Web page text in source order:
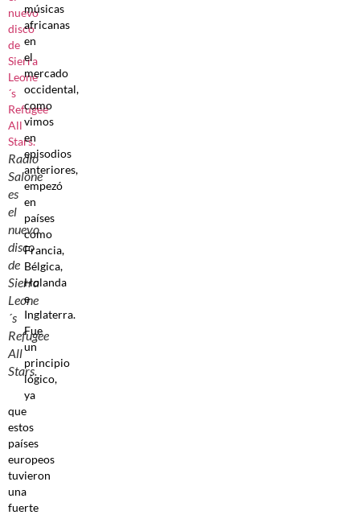
Radio
Salone
es
el
nuevo
disco
de
Sierra
Leone
´s
Refugee
All
Stars.
músicas
africanas
en
el
mercado
occidental,
como
vimos
en
episodios
anteriores,
empezó
en
países
como
Francia,
Bélgica,
Holanda
e
Inglaterra.
Fue
un
principio
lógico,
ya
que
estos
países
europeos
tuvieron
una
fuerte